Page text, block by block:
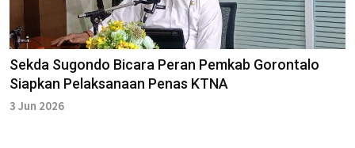
Sekda Sugondo Bicara Peran Pemkab Gorontalo
Siapkan Pelaksanaan Penas KTNA
3 Jun 2026